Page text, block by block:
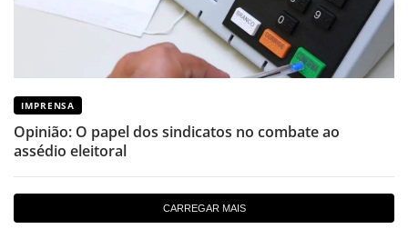
IMPRENSA
Opinião: O papel dos sindicatos no combate ao
assédio eleitoral
CARREGAR MAIS